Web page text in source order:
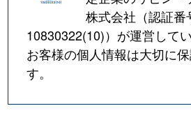
株式会社（認証番
10830322(10)）が運営してい
お客様の個人情報は大切に
す。